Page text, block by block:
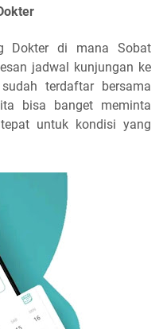
Dokter di mana Sobat
jadwal kunjungan ke
terdaftar bersama
bisa banget meminta
untuk kondisi yang